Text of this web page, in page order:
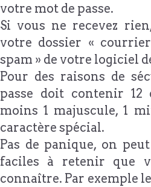
votre mot de passe.
Si vous ne recevez
votre dossier «
spam » de votre logiciel
Pour des raisons de
passe doit contenir 12
moins 1 majuscule, 1
caractère spécial.
Pas de panique, on
faciles à retenir que
connaître. Par exemple